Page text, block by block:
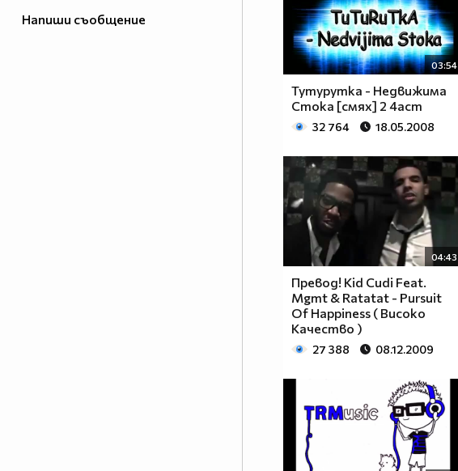
Напиши съобщение
03:54
Тутурутка - Недвижима
Стока [смях] 2 4аст
32 764 18.05.2008
04:43
Превод! Kid Cudi Feat.
Mgmt & Ratatat - Pursuit
Of Happiness ( Високо
Качество )
27 388 08.12.2009